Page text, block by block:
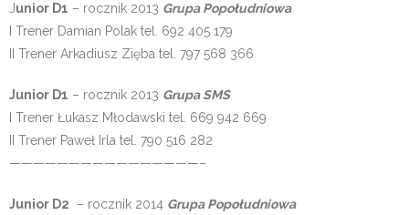
Junior D1 – rocznik 2013 Grupa Popołudniowa
I Trener Damian Polak tel. 692 405 179
II Trener Arkadiusz Zięba tel. 797 568 366
Junior D1 – rocznik 2013 Grupa SMS
I Trener Łukasz Młodawski tel. 669 942 669
II Trener Paweł Irla tel. 790 516 282
————————————————–
Junior D2 – rocznik 2014 Grupa Popołudniowa